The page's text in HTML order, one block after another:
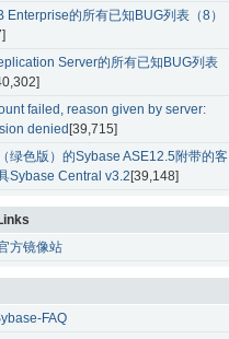
Enterprise的所有已知BUG列表（8）
Server的所有已知BUG列表
failed, reason given by server:
denied [39,715]
绿色版）的Sybase ASE12.5附带的客
Sybase Central v3.2 [39,148]
方镜像站
FAQ